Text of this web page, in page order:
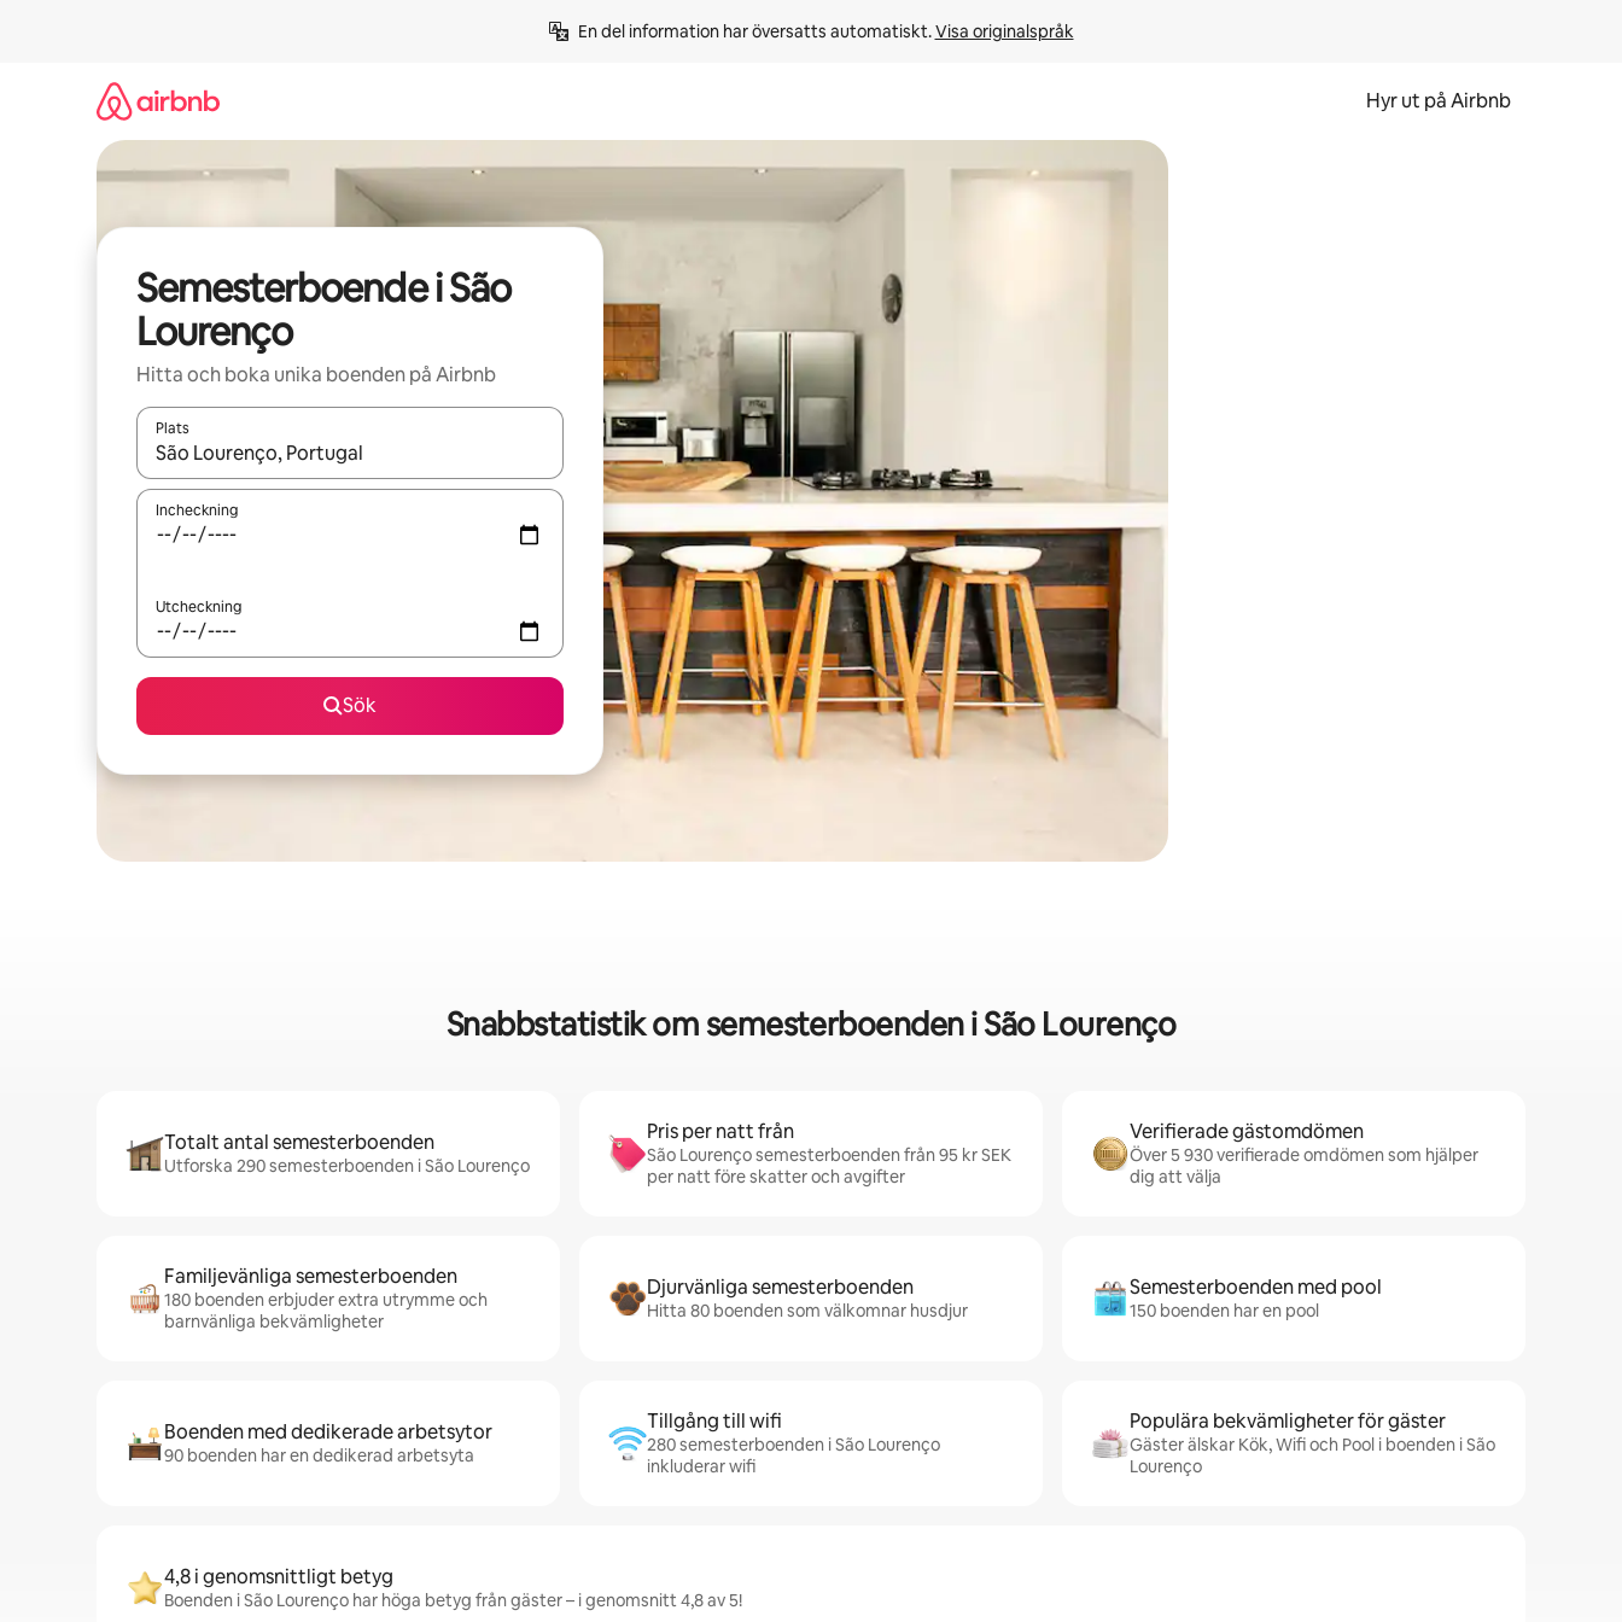
En del information har översatts automatiskt. Visa originalspråk
Hyr ut på Airbnb
Semesterboende i São
Lourenço
Hitta och boka unika boenden på Airbnb
Plats
När resultaten är tillgängliga kan du navigera med upp- och nedåtpilarna eller utforska genom att trycka eller svepa.
Incheckning
Utcheckning
Sök
Snabbstatistik om semesterboenden i São Lourenço
Totalt antal semesterboenden
Utforska 290 semesterboenden i São Lourenço
Pris per natt från
São Lourenço semesterboenden från 95 kr SEK
per natt före skatter och avgifter
Verifierade gästomdömen
Över 5 930 verifierade omdömen som hjälper
dig att välja
Familjevänliga semesterboenden
180 boenden erbjuder extra utrymme och
barnvänliga bekvämligheter
Djurvänliga semesterboenden
Hitta 80 boenden som välkomnar husdjur
Semesterboenden med pool
150 boenden har en pool
Boenden med dedikerade arbetsytor
90 boenden har en dedikerad arbetsyta
Tillgång till wifi
280 semesterboenden i São Lourenço
inkluderar wifi
Populära bekvämligheter för gäster
Gäster älskar Kök, Wifi och Pool i boenden i São
Lourenço
4,8 i genomsnittligt betyg
Boenden i São Lourenço har höga betyg från gäster – i genomsnitt 4,8 av 5!